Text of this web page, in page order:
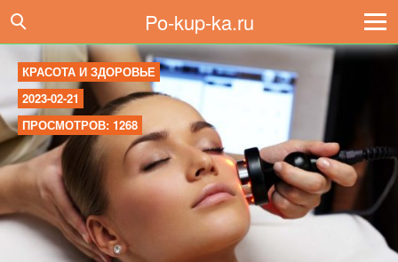
Po-kup-ka.ru
КРАСОТА И ЗДОРОВЬЕ
2023-02-21
ПРОСМОТРОВ: 1268